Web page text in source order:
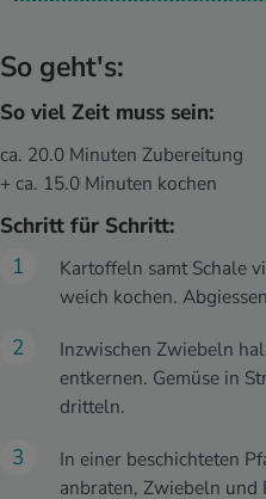
So geht's:
So viel Zeit muss sein:
ca. 20.0 Minuten Zubereitung
+ ca. 15.0 Minuten kochen
Schritt für Schritt:
Kartoffeln samt Schale
weich kochen.
Inzwischen Zwiebeln
entkernen. Gemüse in
dritteln.
In einer beschichteten
anbraten, Zwiebeln und